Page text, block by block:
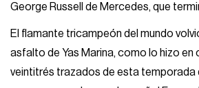
George Russell de Mercedes, que
El flamante tricampeón del mundo
asfalto de Yas Marina, como lo hizo en
veintitrés trazados de esta temporada